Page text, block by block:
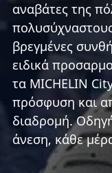
αναβάτες της
βρεγμένες
ειδικά
τα MICHELIN
πρόσφυση και
διαδρομή.
άνεση, κάθε